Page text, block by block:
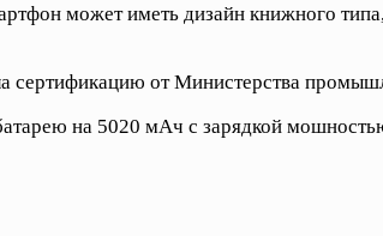
может иметь дизайн книжного
сертификацию от Министерства
на 5020 мАч с зарядкой